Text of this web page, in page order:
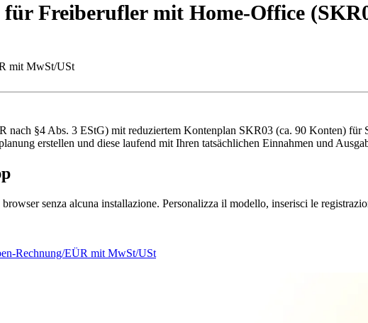
Freiberufler mit Home-Office
mit MwSt/USt
nach §4 Abs. 3 EStG) mit reduziertem Kontenplan SKR03 (ca. 90 Konten)
erstellen und diese laufend mit Ihren tatsächlichen Einnahmen und
senza alcuna installazione. Personalizza il modello, inserisci le
Rechnung/EÜR mit MwSt/USt